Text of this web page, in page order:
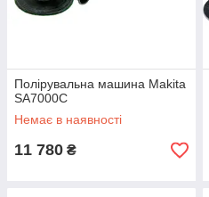
Полірувальна машина Makita
SA7000C
Немає в наявності
11 780 ₴